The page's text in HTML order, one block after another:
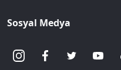
Sosyal Medya